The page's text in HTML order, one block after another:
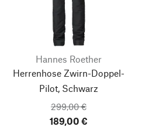
Hannes Roether
Herrenhose Zwirn-Doppel-
Pilot, Schwarz
299,00 €
189,00 €